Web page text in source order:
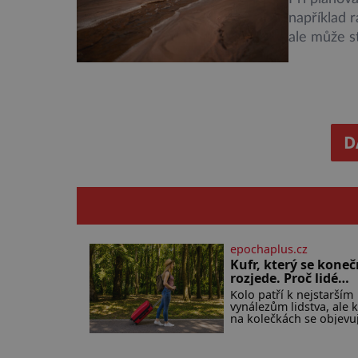
například
ale může
léčiva
Národní
epochaplus.cz
Kufr, který se
rozjede. Proč lidé
čekají na kolečka
téměř pět tisíc let?
Kolo patří k nejstarším
vynálezům lidstva, ale
na kolečkách se